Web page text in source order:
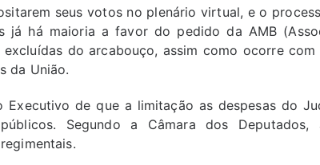
seus votos no plenário virtual, e o
já há maioria a favor do pedido da AMB
do arcabouço, assim como ocorre com
da União.
de que a limitação as despesas do
Segundo a Câmara dos Deputados,